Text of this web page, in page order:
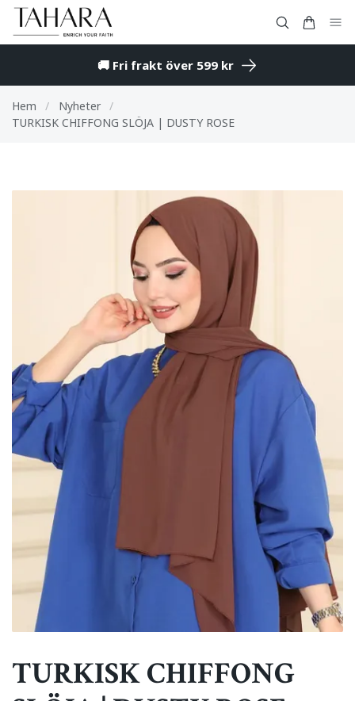
🚚 Fri frakt över 599 kr
Hem / Nyheter
/
TURKISK CHIFFONG SLÖJA | DUSTY ROSE
TURKISK CHIFFONG